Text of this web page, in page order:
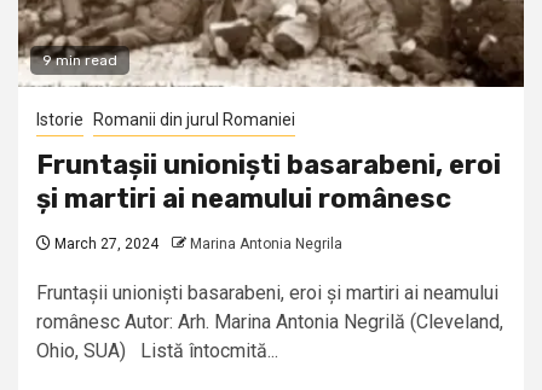
9 min read
Istorie Romanii din jurul Romaniei
Fruntașii unioniști basarabeni, eroi
și martiri ai neamului românesc
March 27, 2024 Marina Antonia Negrila
Fruntașii unioniști basarabeni, eroi și martiri ai neamului
românesc Autor: Arh. Marina Antonia Negrilă (Cleveland,
Ohio, SUA) Listă întocmită...